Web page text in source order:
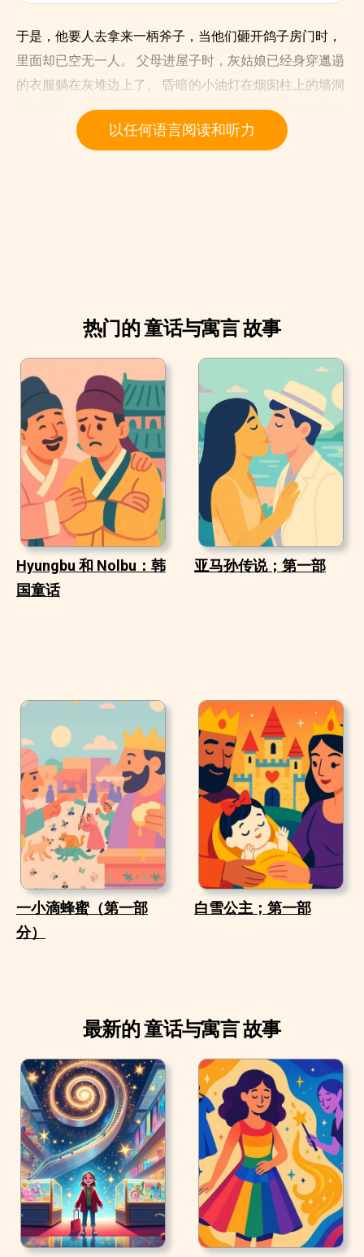
于是，他要人去拿来一柄斧子，当他们砸开鸽子房门时，
里面却已空无一人。 父母进屋子时，灰姑娘已经身穿邋遢
的衣服躺在灰堆边上了。 昏暗的小油灯在烟囱柱上的墙洞
里摇晃着。 实际上，灰姑娘刚才很快穿过鸽子房来到榛树
前。 她脱下了漂亮的礼服，把它们放在坟墓上，让小鸟把
以任何语言阅读和听力
热门的 童话与寓言 故事
Hyungbu 和 Nolbu：韩
国童话
亚马孙传说；第一部
一小滴蜂蜜（第一部
分）
白雪公主；第一部
最新的 童话与寓言 故事